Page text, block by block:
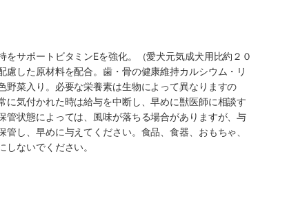
サポートビタミンEを強化。（愛犬元気成犬用比約２０
した原材料を配合。歯・骨の健康維持カルシウム・リ
野菜入り。必要な栄養素は生物によって異なりますの
気付かれた時は給与を中断し、早めに獣医師に相談す
状態によっては、風味が落ちる場合がありますが、与
し、早めに与えてください。食品、食器、おもちゃ、
ないでください。